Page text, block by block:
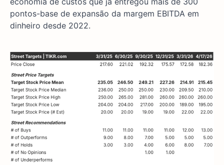
pontos-base de expansão da margem EBITDA em
dinheiro desde 2022.